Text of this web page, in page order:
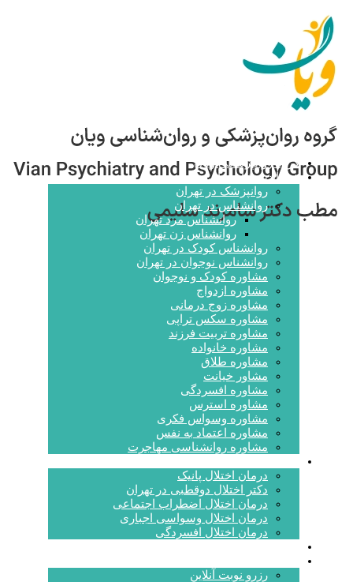
گروه روانپزشکی ویان
خدمات مشاوره ای
روانپزشک در تهران
روانشناس در تهران
روانشناس مرد تهران
روانشناس زن تهران
روانشناس کودک در تهران
روانشناس نوجوان در تهران
مشاوره کودک و نوجوان
مشاوره ازدواج
مشاوره زوج درمانی
مشاوره سکس تراپی
مشاوره تربیت فرزند
مشاوره خانواده
مشاوره طلاق
مشاور خیانت
مشاوره افسردگی
مشاوره استرس
مشاوره وسواس فکری
مشاوره اعتماد به نفس
مشاوره روانشناسی مهاجرت
درمان اختلال پانیک
دکتر اختلال دوقطبی در تهران
درمان اختلال اضطراب اجتماعی
درمان اختلال وسواسی اجباری
درمان اختلال افسردگی
رزرو نوبت آنلاین